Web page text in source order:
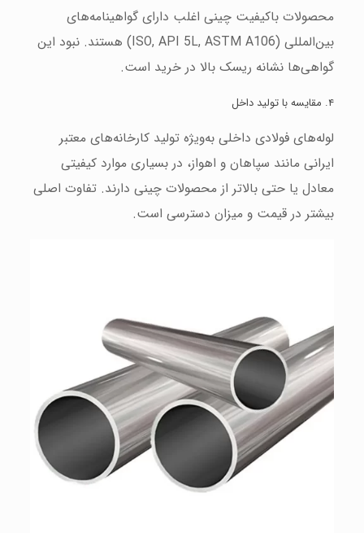
محصولات باکیفیت چینی اغلب دارای گواهینامه‌های
بین‌المللی (ISO, API 5L, ASTM A106) هستند. نبود این
گواهی‌ها نشانه ریسک بالا در خرید است.
۴. مقایسه با تولید داخل
لوله‌های فولادی داخلی به‌ویژه تولید کارخانه‌های معتبر
ایرانی مانند سپاهان و اهواز، در بسیاری موارد کیفیتی
معادل یا حتی بالاتر از محصولات چینی دارند. تفاوت اصلی
بیشتر در قیمت و میزان دسترسی است.